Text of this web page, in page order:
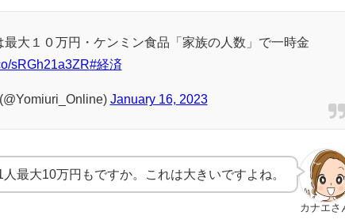
大１０万円・ケンミン食品「家族の人数」で一時金
sRGh21a3ZR#経済
January 16, 2023
カナエさ
人最大10万円もですか。これは大きいですよね。